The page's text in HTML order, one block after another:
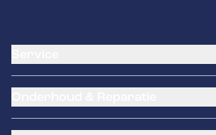
Banden service